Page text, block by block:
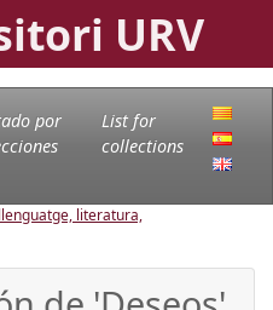
URV
por
List for
collections
literatura,